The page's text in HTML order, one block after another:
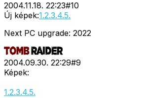
2004.11.18. 22:23#10
Új képek:1.2.3.4.5.
Next PC upgrade: 2022
2004.09.30. 22:29#9
Képek:
1.2.3.4.5.